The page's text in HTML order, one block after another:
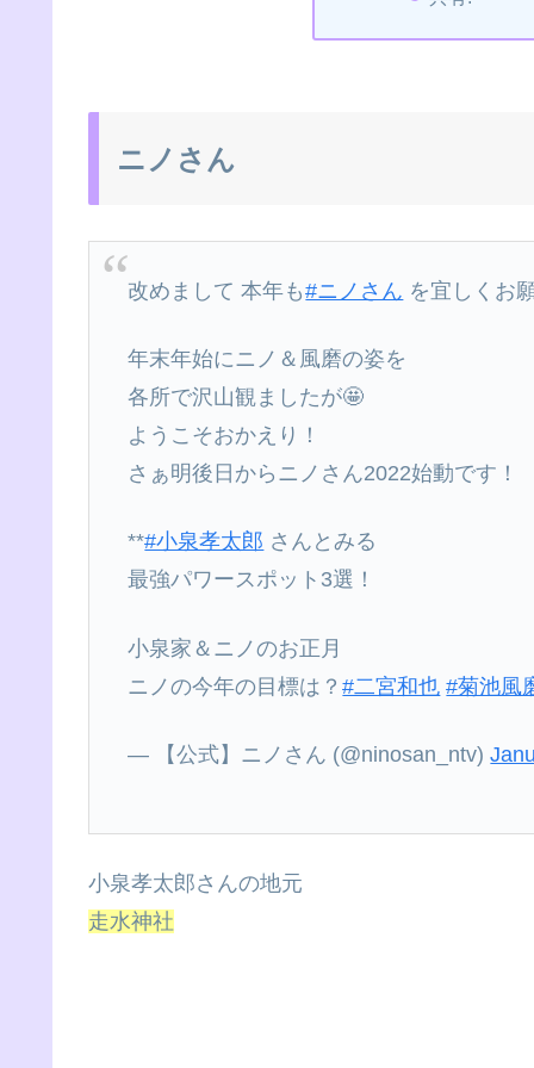
ニノさん
改めまして 本年も#ニノさん を宜しくお
年末年始にニノ＆風磨の姿を
各所で沢山観ましたが🤩
ようこそおかえり！
さぁ明後日からニノさん2022始動です！
**#小泉孝太郎 さんとみる
最強パワースポット3選！
小泉家＆ニノのお正月
ニノの今年の目標は？#二宮和也 #菊池風
— 【公式】ニノさん (@ninosan_ntv)
小泉孝太郎さんの地元
走水神社